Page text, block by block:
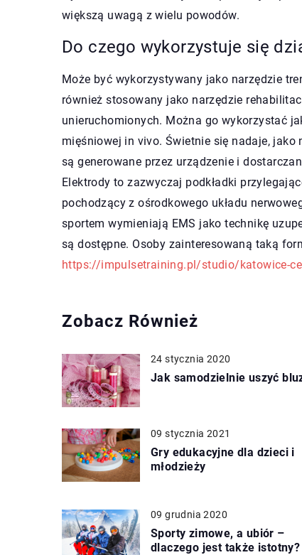
większą uwagą z wielu powodów.
Do czego wykorzystuje się
Może być wykorzystywany jako narzędzie
również stosowany jako narzędzie
unieruchomionych. Można go wykorzystać
mięśniowej in vivo. Świetnie się nadaje,
są generowane przez urządzenie i
Elektrody to zazwyczaj podkładki
pochodzący z ośrodkowego układu
sportem wymieniają EMS jako technikę
są dostępne. Osoby zainteresowaną taką
https://impulsetraining.pl/studio/katowice-
Zobacz Również
24 stycznia 2020
Jak samodzielnie uszyć
09 stycznia 2021
Gry edukacyjne dla dzieci i
młodzieży
09 grudnia 2020
Sporty zimowe, a ubiór –
dlaczego jest także istotny?